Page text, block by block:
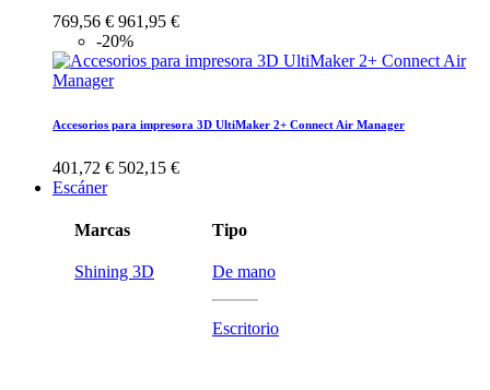
769,56 € 961,95 €
-20%
Accesorios para impresora 3D UltiMaker 2+ Connect Air Manager
401,72 € 502,15 €
Escáner
Marcas
Shining 3D
Tipo
De mano
Escritorio